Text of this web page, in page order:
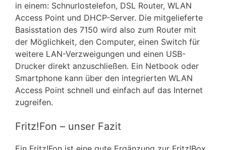
in einem: Schnurlostelefon, DSL Router, WLAN
Access Point und DHCP-Server. Die mitgelieferte
Basisstation des 7150 wird also zum Router mit
der Möglichkeit, den Computer, einen Switch für
weitere LAN-Verzweigungen und einen USB-
Drucker direkt anzuschließen. Ein Netbook oder
Smartphone kann über den integrierten WLAN
Access Point schnell und einfach auf das Internet
zugreifen.
Fritz!Fon – unser Fazit